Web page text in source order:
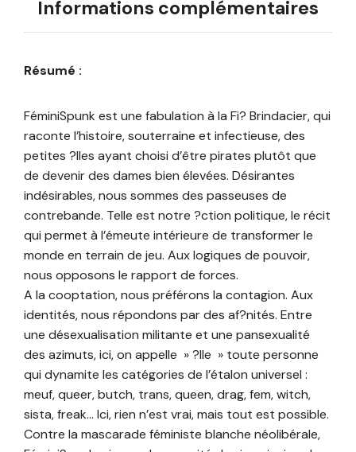
Informations complémentaires
Résumé :
FéminiSpunk est une fabulation à la Fi? Brindacier, qui
raconte l’histoire, souterraine et infectieuse, des
petites ?lles ayant choisi d’être pirates plutôt que
de devenir des dames bien élevées. Désirantes
indésirables, nous sommes des passeuses de
contrebande. Telle est notre ?ction politique, le récit
qui permet à l’émeute intérieure de transformer le
monde en terrain de jeu. Aux logiques de pouvoir,
nous opposons le rapport de forces.
A la cooptation, nous préférons la contagion. Aux
identités, nous répondons par des af?nités. Entre
une désexualisation militante et une pansexualité
des azimuts, ici, on appelle » ?lle » toute personne
qui dynamite les catégories de l’étalon universel :
meuf, queer, butch, trans, queen, drag, fem, witch,
sista, freak… Ici, rien n’est vrai, mais tout est possible.
Contre la mascarade féministe blanche néolibérale,